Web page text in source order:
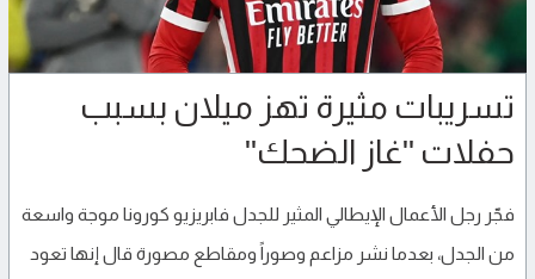
تسريبات مثيرة تهز ميلان بسبب
حفلات "غاز الضحك"
فجّر رجل الأعمال الإيطالي المثير للجدل فابريزيو كورونا موجة واسعة
من الجدل، بعدما نشر مزاعم وصوراً ومقاطع مصورة قال إنها تعود